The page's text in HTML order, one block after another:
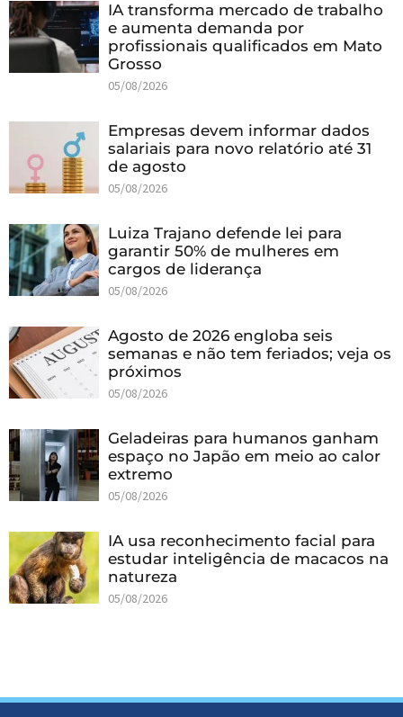
IA transforma mercado de trabalho
e aumenta demanda por
profissionais qualificados em Mato
Grosso
05/08/2026
Empresas devem informar dados
salariais para novo relatório até 31
de agosto
05/08/2026
Luiza Trajano defende lei para
garantir 50% de mulheres em
cargos de liderança
05/08/2026
Agosto de 2026 engloba seis
semanas e não tem feriados; veja os
próximos
05/08/2026
Geladeiras para humanos ganham
espaço no Japão em meio ao calor
extremo
05/08/2026
IA usa reconhecimento facial para
estudar inteligência de macacos na
natureza
05/08/2026